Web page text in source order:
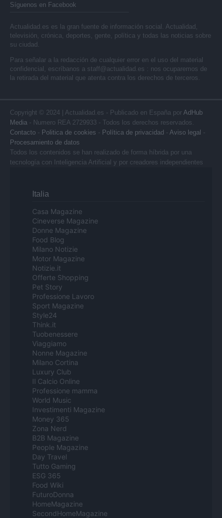
Síguenos en Facebook
Actualidad.es es la gran fuente de información social. Actualidad,
televisión, crónica, deportes, gente, política y todas las noticias sobre
su ciudad.
Para señalar a la redacción de cualquier error en el uso del material
confidencial, escríbanos a staff@actualidad.es : nos ocuparemos de
la retirada del material que atenta contra los derechos de terceros.
Copyright © 2024 | Actualidad.es - Publicado en España por AdHub
Media - Numero REA 2729933 - Todos los derechos reservados.
Contacto - Politica de cookies - Política de privacidad - Aviso legal -
Procesamiento de datos
Todos los contenidos se han realizado de forma híbrida por una
tecnología con Inteligencia Artificial y por creadores independientes
Italia
Casa Magazine
Cineverse Magazine
Donne Magazine
Food Blog
Milano Notizie
Motor Magazine
Notizie.it
Offerte Shopping
Pet Story
Professione Lavoro
Sport Magazine
Style24
Think.it
Tuobenessere
Viaggiamo
Nonne Magazine
Milano Cortina
Luxury Club
Il Calcio Online
Professione mamma
World Music
Investimenti Magazine
Money 365
Zona Nerd
B2B Magazine
People Magazine
Day Travel
Tutto Gaming
ESG 365
Food Wiki
FuturoDonna
HomeMagazine
SecondHomeMagazine